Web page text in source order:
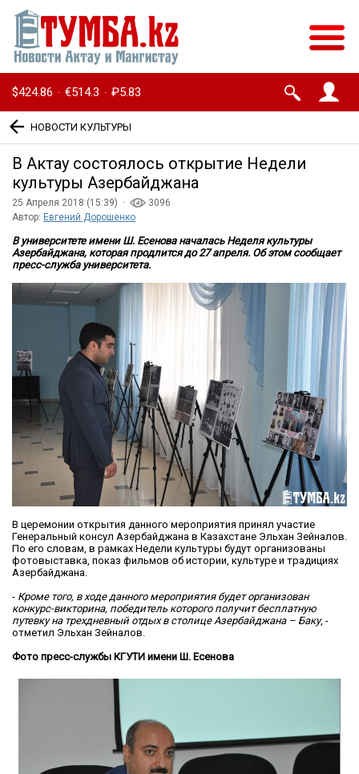
$424.86 · €514.3 · ₽5.83
НОВОСТИ КУЛЬТУРЫ
В Актау состоялось открытие Недели
культуры Азербайджана
25 Апреля 2018 (15:39) ·
3096
Автор: Евгений Дорошенко
В университете имени Ш. Есенова началась Неделя культуры
Азербайджана, которая продлится до 27 апреля. Об этом сообщает
пресс-служба университета.
В церемонии открытия данного мероприятия принял участие
Генеральный консул Азербайджана в Казахстане Эльхан Зейналов.
По его словам, в рамках Недели культуры будут организованы
фотовыставка, показ фильмов об истории, культуре и традициях
Азербайджана.
- Кроме того, в ходе данного мероприятия будет организован
конкурс-викторина, победитель которого получит бесплатную
путевку на трехдневный отдых в столице Азербайджана – Баку, -
отметил Эльхан Зейналов.
Фото пресс-службы КГУТИ имени Ш. Есенова